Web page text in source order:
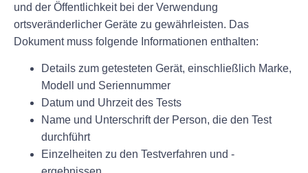
und der Öffentlichkeit bei der Verwendung
ortsveränderlicher Geräte zu gewährleisten. Das
Dokument muss folgende Informationen enthalten:
Details zum getesteten Gerät, einschließlich Marke,
Modell und Seriennummer
Datum und Uhrzeit des Tests
Name und Unterschrift der Person, die den Test
durchführt
Einzelheiten zu den Testverfahren und -